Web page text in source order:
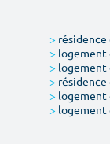
>
> logement
> logement
>
> logement
> logement